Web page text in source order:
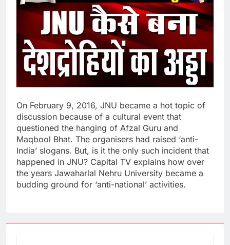
On February 9, 2016, JNU became a hot topic of
discussion because of a cultural event that
questioned the hanging of Afzal Guru and
Maqbool Bhat. The organisers had raised ‘anti-
India’ slogans. But, is it the only such incident that
happened in JNU? Capital TV explains how over
the years Jawaharlal Nehru University became a
budding ground for ‘anti-national’ activities.